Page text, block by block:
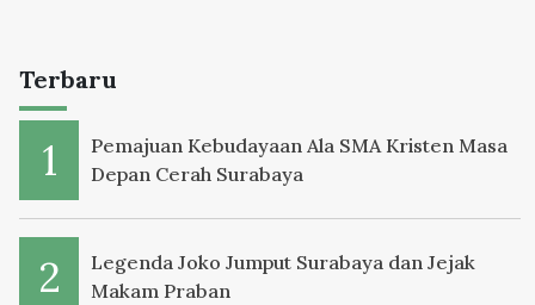
Terbaru
Pemajuan Kebudayaan Ala SMA Kristen Masa
Depan Cerah Surabaya
Legenda Joko Jumput Surabaya dan Jejak
Makam Praban